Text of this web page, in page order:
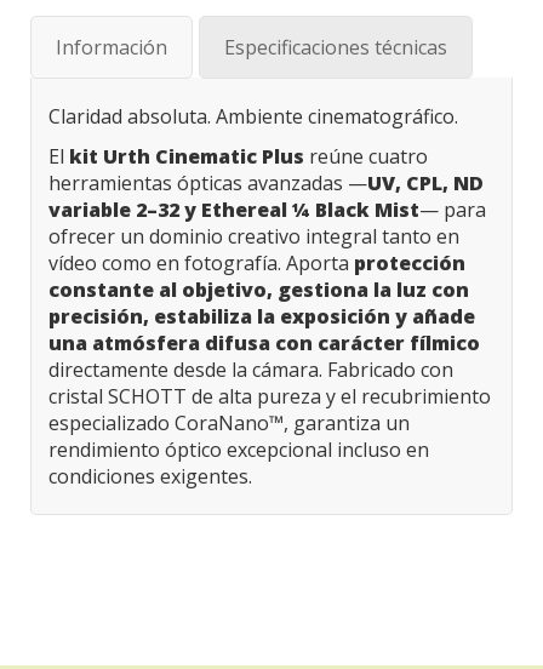
Información Especificaciones técnicas
Claridad absoluta. Ambiente cinematográfico.
El kit Urth Cinematic Plus reúne cuatro
herramientas ópticas avanzadas —UV, CPL, ND
variable 2–32 y Ethereal ¼ Black Mist— para
ofrecer un dominio creativo integral tanto en
vídeo como en fotografía. Aporta protección
constante al objetivo, gestiona la luz con
precisión, estabiliza la exposición y añade
una atmósfera difusa con carácter fílmico
directamente desde la cámara. Fabricado con
cristal SCHOTT de alta pureza y el recubrimiento
especializado CoraNano™, garantiza un
rendimiento óptico excepcional incluso en
condiciones exigentes.